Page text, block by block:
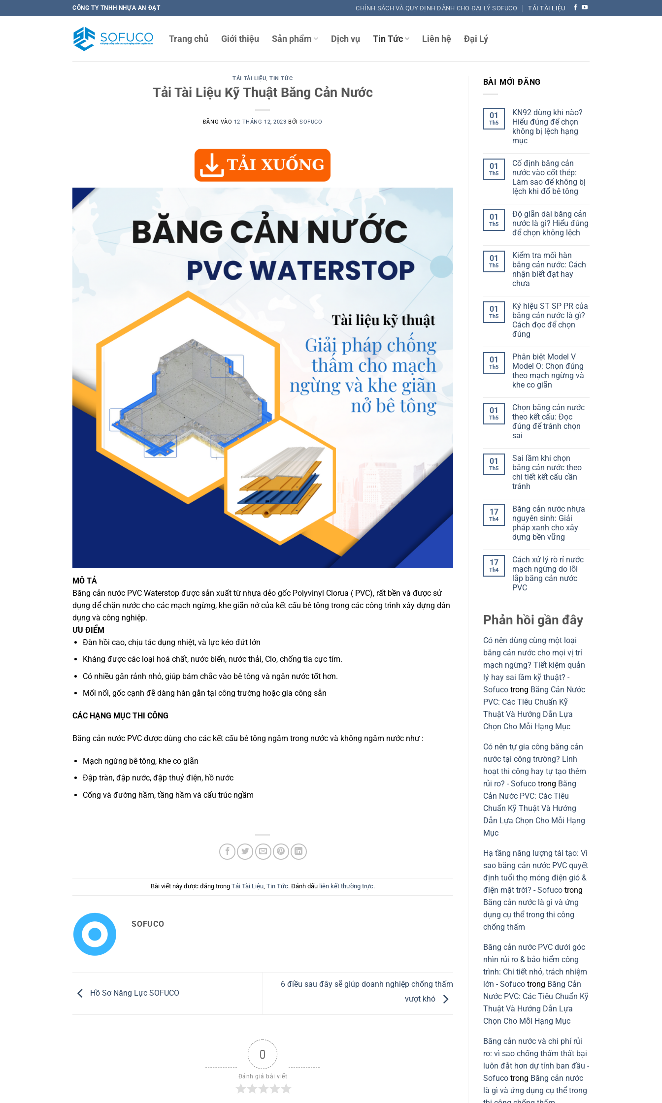
qua
CÔNG TY TNHH NHỰA AN ĐẠT CHÍNH SÁCH VÀ QUY ĐỊNH DÀNH CHO ĐẠI LÝ SOFUCO TẢI TÀI LIỆU
Trang chủ Giới thiệu Sản phẩm Dịch vụ Tin Tức Liên hệ Đại Lý
TẢI TÀI LIỆU,TIN TỨC
Tải Tài Liệu Kỹ Thuật Băng Cản Nước
ĐĂNG VÀO 12 THÁNG 12, 2023 BỞISOFUCO
MÔ TẢ
Băng cản nước PVC Waterstop được sản xuất từ nhựa dẻo gốc Polyvinyl Clorua ( PVC), rất bền và được sử
dụng để chặn nước cho các mạch ngừng, khe giãn nở của kết cấu bê tông trong các công trình xây dựng dân
dụng và công nghiệp.
ƯU ĐIỂM
Đàn hồi cao, chịu tác dụng nhiệt, và lực kéo đứt lớn
Kháng được các loại hoá chất, nước biển, nước thải, Clo, chống tia cực tím.
Có nhiều gân rảnh nhỏ, giúp bám chắc vào bê tông và ngăn nước tốt hơn.
Mối nối, gốc cạnh đễ dàng hàn gắn tại công trường hoặc gia công sẵn
CÁC HẠNG MỤC THI CÔNG
Băng cản nước PVC được dùng cho các kết cấu bê tông ngâm trong nước và không ngâm nước như :
Mạch ngừng bê tông, khe co giãn
Đập tràn, đập nước, đập thuỷ điện, hồ nước
Cống và đường hầm, tầng hầm và cấu trúc ngầm
Bài viết này được đăng trong Tải Tài Liệu, Tin Tức. Đánh dấu liên kết thường trực.
SOFUCO
Hồ Sơ Năng Lực SOFUCO
6 điều sau đây sẽ giúp doanh nghiệp chống thấm
vượt khó
0
Đánh giá bài viết
BÀI MỚI ĐĂNG
01
Th5
KN92 dùng khi nào?
Hiểu đúng để chọn
không bị lệch hạng
mục
bình
luận
ở
KN92
dùng
khi
đúng
để
chọn
không
hạng
mục
01
Th5
Cố định băng cản
nước vào cốt thép:
Làm sao để không bị
lệch khi đổ bê tông
bình
luận
ở
Cố
cản
nước
vào
cốt
thép:
Làm
không
bị
lệch
khi
đổ
bê
01
Th5
Độ giãn dài băng cản
nước là gì? Hiểu đúng
để chọn không lệch
bình
luận
ở
Độ
giãn
dài
nước
là
gì?
Hiểu
đúng
để
lệch
01
Th5
Kiểm tra mối hàn
băng cản nước: Cách
nhận biết đạt hay
chưa
bình
luận
ở
Kiểm
tra
mối
cản
nước:
Cách
nhận
biết
đạt
01
Th5
Ký hiệu ST SP PR của
băng cản nước là gì?
Cách đọc để chọn
đúng
bình
luận
ở
Ký
hiệu
ST
của
băng
cản
nước
là
gì?
để
chọn
đúng
01
Th5
Phân biệt Model V
Model O: Chọn đúng
theo mạch ngừng và
khe co giãn
bình
luận
ở
Phân
biệt
Model
O:
Chọn
đúng
theo
mạch
ngừng
co
giãn
01
Th5
Chọn băng cản nước
theo kết cấu: Đọc
đúng để tránh chọn
sai
bình
luận
ở
Chọn
băng
cản
kết
cấu:
Đọc
đúng
để
tránh
01
Th5
Sai lầm khi chọn
băng cản nước theo
chi tiết kết cấu cần
tránh
bình
luận
ở
Sai
lầm
khi
cản
nước
theo
chi
tiết
kết
17
Th4
Băng cản nước nhựa
nguyên sinh: Giải
pháp xanh cho xây
dựng bền vững
bình
luận
ở
Băng
cản
nước
Giải
pháp
cho
xây
bền
vững
17
Th4
Cách xử lý rò rỉ nước
mạch ngừng do lỗi
lắp băng cản nước
PVC
luận
xử
lý
rỉ
nước
mạch
ngừng
do
lỗi
lắp
băng
cản
nước
PVC
Phản hồi gần đây
Có nên dùng cùng một loại
băng cản nước cho mọi vị trí
mạch ngừng? Tiết kiệm quản
lý hay sai lầm kỹ thuật? -
Sofucotrong Băng Cản Nước
PVC: Các Tiêu Chuẩn Kỹ
Thuật Và Hướng Dẫn Lựa
Chọn Cho Mỗi Hạng Mục
Có nên tự gia công băng cản
nước tại công trường? Linh
hoạt thi công hay tự tạo thêm
rủi ro? - Sofucotrong Băng
Cản Nước PVC: Các Tiêu
Chuẩn Kỹ Thuật Và Hướng
Dẫn Lựa Chọn Cho Mỗi Hạng
Mục
Hạ tầng năng lượng tái tạo: Vì
sao băng cản nước PVC quyết
định tuổi thọ móng điện gió &
điện mặt trời? - Sofucotrong
Băng cản nước là gì và ứng
dụng cụ thể trong thi công
chống thấm
Băng cản nước PVC dưới góc
nhìn rủi ro & bảo hiểm công
trình: Chi tiết nhỏ, trách nhiệm
lớn - Sofucotrong Băng Cản
Nước PVC: Các Tiêu Chuẩn Kỹ
Thuật Và Hướng Dẫn Lựa
Chọn Cho Mỗi Hạng Mục
Băng cản nước và chi phí rủi
ro: vì sao chống thấm thất bại
luôn đắt hơn dự tính ban đầu -
Sofucotrong Băng cản nước
là gì và ứng dụng cụ thể trong